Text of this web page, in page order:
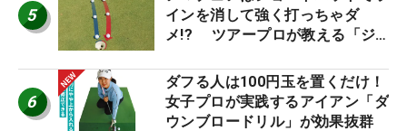
5
インを消して強く打っちゃダ
メ!? ツアープロが教える「ジ
減するワケ
6
ダフる人は100円玉を置くだけ！
女子プロが実践するアイアン「ダ
ウンブロードリル」が効果抜群